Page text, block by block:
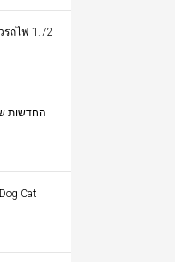
รถไฟ 1.72
Cat